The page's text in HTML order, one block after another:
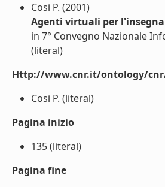
Cosi P. (2001)
Agenti virtuali per
in 7° Convegno Nazionale
(literal)
Http://www.cnr.it/ontology/
Cosi P. (literal)
Pagina inizio
135 (literal)
Pagina fine